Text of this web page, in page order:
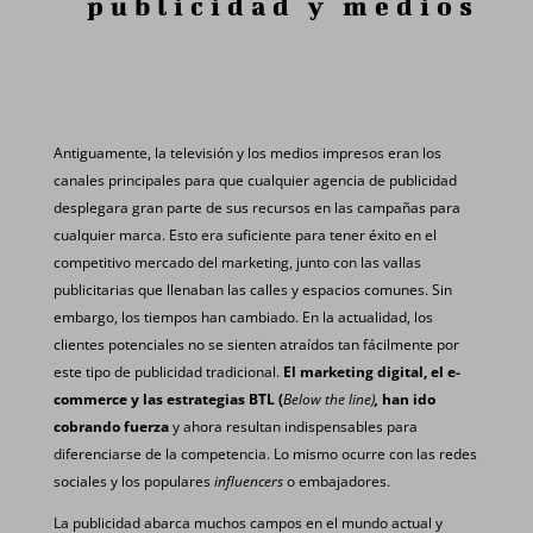
Antiguamente, la televisión y los medios impresos eran los
canales principales para que cualquier agencia de publicidad
desplegara gran parte de sus recursos en las campañas para
cualquier marca. Esto era suficiente para tener éxito en el
competitivo mercado del marketing, junto con las vallas
publicitarias que llenaban las calles y espacios comunes. Sin
embargo, los tiempos han cambiado. En la actualidad, los
clientes potenciales no se sienten atraídos tan fácilmente por
este tipo de publicidad tradicional. El marketing digital, el e-
commerce y las estrategias BTL (Below the line), han ido
cobrando fuerzay ahora resultan indispensables para
diferenciarse de la competencia. Lo mismo ocurre con las redes
sociales y los populares influencerso embajadores.
La publicidad abarca muchos campos en el mundo actual y